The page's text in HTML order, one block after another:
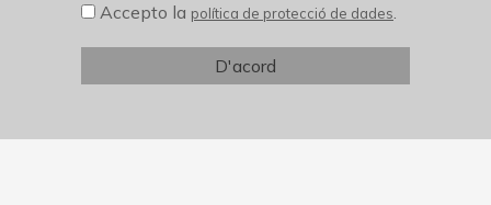
Accepto la política de protecció de dades.